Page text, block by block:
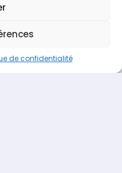
de confidentialité
par
Une création